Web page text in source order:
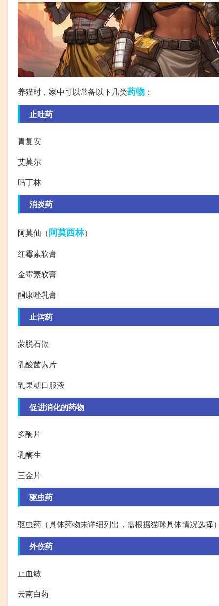
养猫时，家中可以常备以下几类药物 ：
止吐药
胃复安
艾莫尔
吗丁林
消炎药
阿莫仙（阿莫西林）
红霉素软膏
金霉素软膏
酮康唑乳膏
止泻药
蒙脱石散
乳酸菌素片
乳果糖口服液
促进消化的药物
多酶片
乳酶生
三金片
驱虫药
驱虫药（具体药物未详细列出，需根据猫咪具体情况选择
外伤药
止血敏
云南白药